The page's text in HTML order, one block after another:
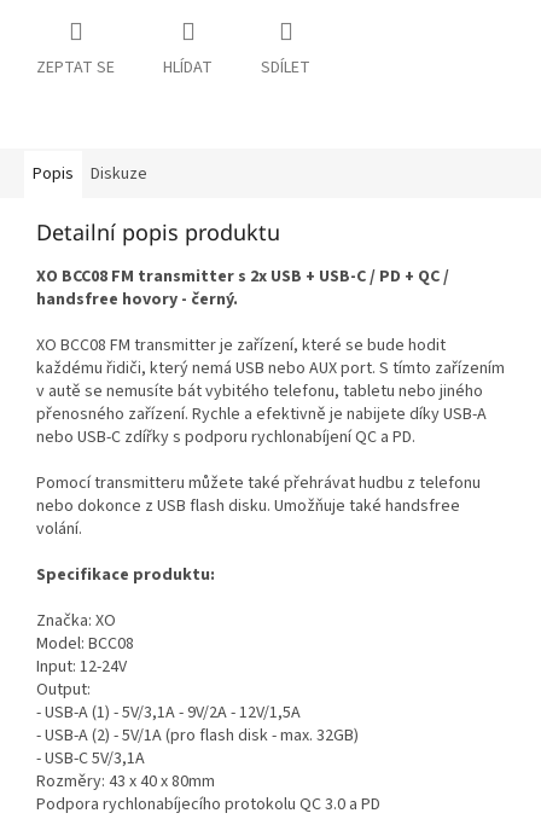
ZEPTAT SE HLÍDAT SDÍLET
Popis Diskuze
Detailní popis produktu
XO BCC08 FM transmitter s 2x USB + USB-C / PD + QC /
handsfree hovory - černý.
XO BCC08 FM transmitter je zařízení, které se bude hodit
každému řidiči, který nemá USB nebo AUX port. S tímto zařízením
v autě se nemusíte bát vybitého telefonu, tabletu nebo jiného
přenosného zařízení. Rychle a efektivně je nabijete díky USB-A
nebo USB-C zdířky s podporu rychlonabíjení QC a PD.
Pomocí transmitteru můžete také přehrávat hudbu z telefonu
nebo dokonce z USB flash disku. Umožňuje také handsfree
volání.
Specifikace produktu:
Značka: XO
Model: BCC08
Input: 12-24V
Output:
- USB-A (1) - 5V/3,1A - 9V/2A - 12V/1,5A
- USB-A (2) - 5V/1A (pro flash disk - max. 32GB)
- USB-C 5V/3,1A
Rozměry: 43 x 40 x 80mm
Podpora rychlonabíjecího protokolu QC 3.0 a PD